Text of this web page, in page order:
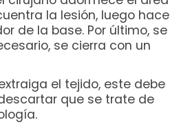
la lesión, luego hace
de la base. Por último, se
se cierra con un
el tejido, este debe
que se trate de